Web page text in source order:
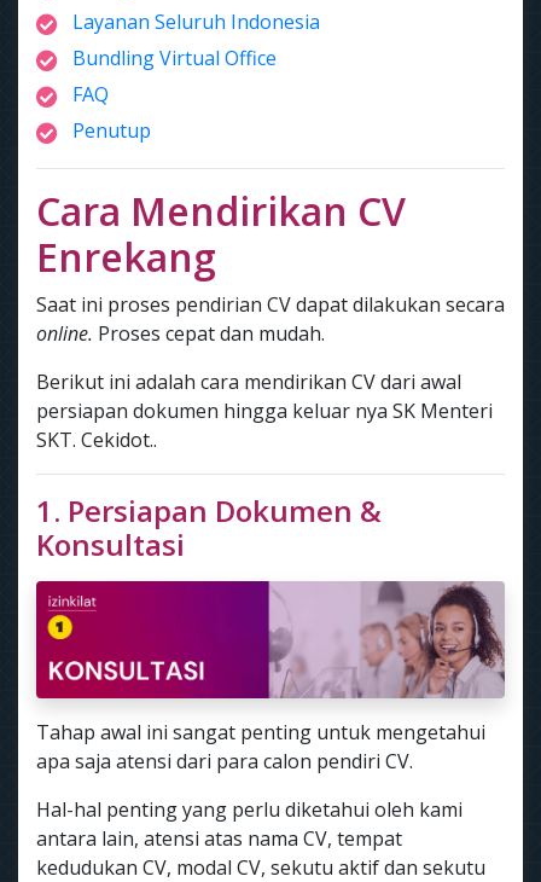
Layanan Seluruh Indonesia
Bundling Virtual Office
FAQ
Penutup
Cara Mendirikan CV
Enrekang
Saat ini proses pendirian CV dapat dilakukan secara
online. Proses cepat dan mudah.
Berikut ini adalah cara mendirikan CV dari awal
persiapan dokumen hingga keluar nya SK Menteri
SKT. Cekidot..
1. Persiapan Dokumen &
Konsultasi
Tahap awal ini sangat penting untuk mengetahui
apa saja atensi dari para calon pendiri CV.
Hal-hal penting yang perlu diketahui oleh kami
antara lain, atensi atas nama CV, tempat
kedudukan CV, modal CV, sekutu aktif dan sekutu